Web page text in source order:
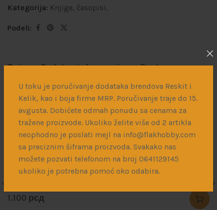
U toku je poručivanje dodataka brendova Reskit i
Kelik, kao i boja firme MRP. Poručivanje traje do 15.
avgusta. Dobićete odmah ponudu sa cenama za
tražene proizvode. Ukoliko želite više od 2 artikla
neophodno je poslati mejl na info@flakhobby.com
sa preciznim šiframa proizvoda. Svakako nas
možete pozvati telefonom na broj 0641129145
ukoliko je potrebna pomoć oko odabira.
Kategorija: Knjige, časopisi,
Podeli:
Opis Dodatne informacije Dostava
Ovaj serijal časopisa je posvećen isključivo avionima.
Povezani proizvodi
1.100 рсд